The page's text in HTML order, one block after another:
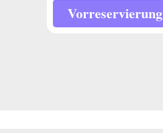
Vorreservierung